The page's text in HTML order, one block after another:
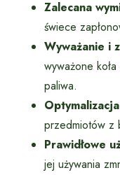
Zalecana
świece
Wyważanie i
wyważone
paliwa.
przedmiotów z
Prawidłowe
jej używania